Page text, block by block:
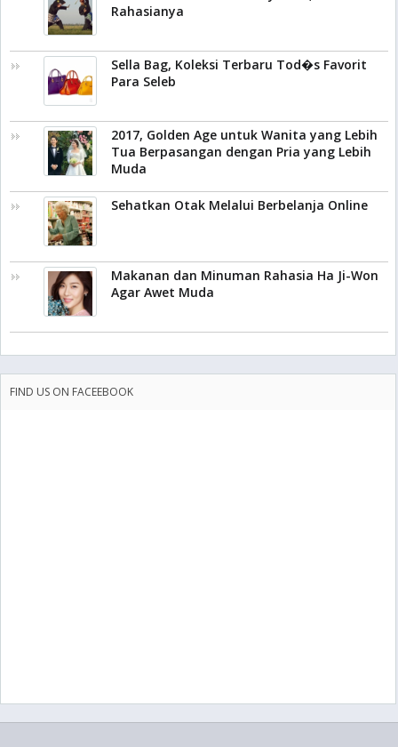
Rahasianya
Sella Bag, Koleksi Terbaru Tod�s Favorit
Para Seleb
2017, Golden Age untuk Wanita yang Lebih
Tua Berpasangan dengan Pria yang Lebih
Muda
Sehatkan Otak Melalui Berbelanja Online
Makanan dan Minuman Rahasia Ha Ji-Won
Agar Awet Muda
FIND US ON FACEEBOOK